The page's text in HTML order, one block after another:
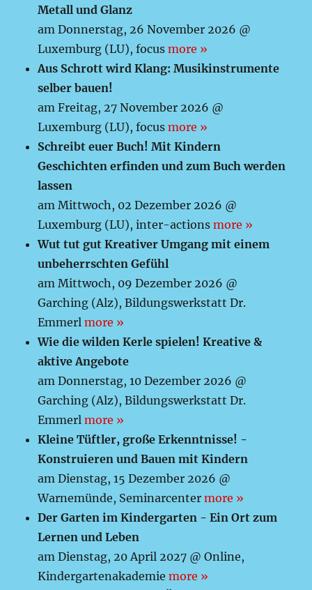
Metall und Glanz
am Donnerstag, 26 November 2026 @
Luxemburg (LU), focusmore »
Aus Schrott wird Klang: Musikinstrumente
selber bauen!
am Freitag, 27 November 2026 @
Luxemburg (LU), focusmore »
Schreibt euer Buch! Mit Kindern
Geschichten erfinden und zum Buch werden
lassen
am Mittwoch, 02 Dezember 2026 @
Luxemburg (LU), inter-actionsmore »
Wut tut gut Kreativer Umgang mit einem
unbeherrschten Gefühl
am Mittwoch, 09 Dezember 2026 @
Garching (Alz), Bildungswerkstatt Dr.
Emmerlmore »
Wie die wilden Kerle spielen! Kreative &
aktive Angebote
am Donnerstag, 10 Dezember 2026 @
Garching (Alz), Bildungswerkstatt Dr.
Emmerlmore »
Kleine Tüftler, große Erkenntnisse! -
Konstruieren und Bauen mit Kindern
am Dienstag, 15 Dezember 2026 @
Warnemünde, Seminarcentermore »
Der Garten im Kindergarten - Ein Ort zum
Lernen und Leben
am Dienstag, 20 April 2027 @ Online,
Kindergartenakademiemore »